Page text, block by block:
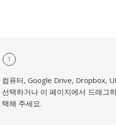
1
컴퓨터, Google Drive, Dropbox,
선택하거나 이 페이지에서 드래그
택해 주세요.